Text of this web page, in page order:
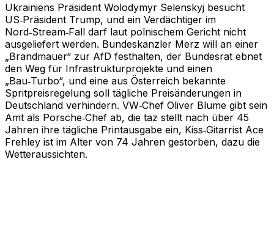
Ukrainiens Präsident Wolodymyr Selenskyj besucht
US‑Präsident Trump, und ein Verdächtiger im
Nord‑Stream‑Fall darf laut polnischem Gericht nicht
ausgeliefert werden. Bundeskanzler Merz will an einer
„Brandmauer“ zur AfD festhalten, der Bundesrat ebnet
den Weg für Infrastrukturprojekte und einen
„Bau‑Turbo“, und eine aus Österreich bekannte
Spritpreisregelung soll tägliche Preisänderungen in
Deutschland verhindern. VW‑Chef Oliver Blume gibt sein
Amt als Porsche‑Chef ab, die taz stellt nach über 45
Jahren ihre tägliche Printausgabe ein, Kiss‑Gitarrist Ace
Frehley ist im Alter von 74 Jahren gestorben, dazu die
Wetteraussichten.